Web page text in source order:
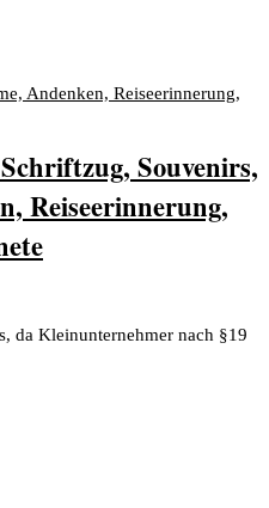
Souvenirs,
Reiseerinnerung,
da Kleinunternehmer nach §19